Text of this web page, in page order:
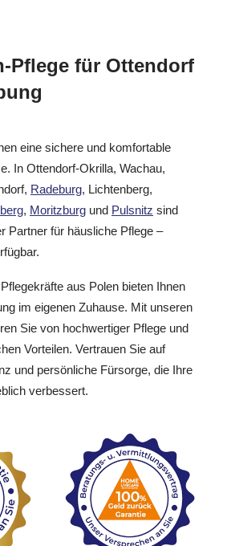
Pflege für Ottendorf
eine sichere und komfortable
In Ottendorf-Okrilla, Wachau,
Radeburg, Lichtenberg,
, Moritzburg und Pulsnitz sind
Partner für häusliche Pflege –
aus Polen bieten Ihnen
im eigenen Zuhause. Mit unseren
Sie von hochwertiger Pflege und
Vorteilen. Vertrauen Sie auf
und persönliche Fürsorge, die Ihre
verbessert.